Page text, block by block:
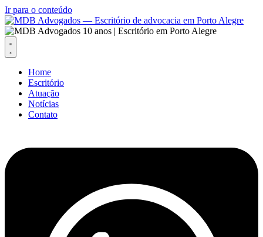
Ir para o conteúdo
Home
Escritório
Atuação
Notícias
Contato